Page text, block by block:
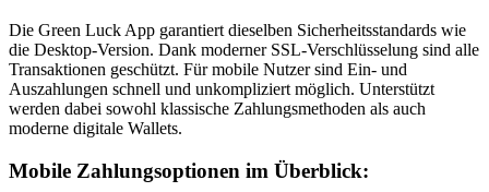
Die Green Luck App garantiert dieselben Sicherheitsstandards wie
die Desktop-Version. Dank moderner SSL-Verschlüsselung sind alle
Transaktionen geschützt. Für mobile Nutzer sind Ein- und
Auszahlungen schnell und unkompliziert möglich. Unterstützt
werden dabei sowohl klassische Zahlungsmethoden als auch
moderne digitale Wallets.
Mobile Zahlungsoptionen im Überblick: